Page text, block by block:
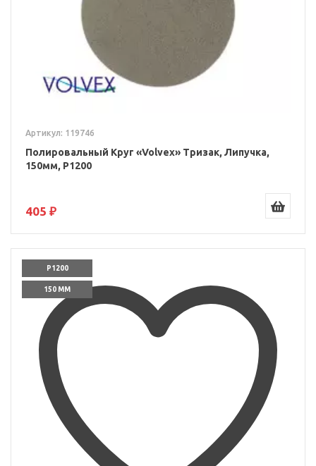
Артикул: 119746
Полировальный Круг «Volvex» Тризак, Липучка,
150мм, P1200
405 ₽
P1200
150 ММ